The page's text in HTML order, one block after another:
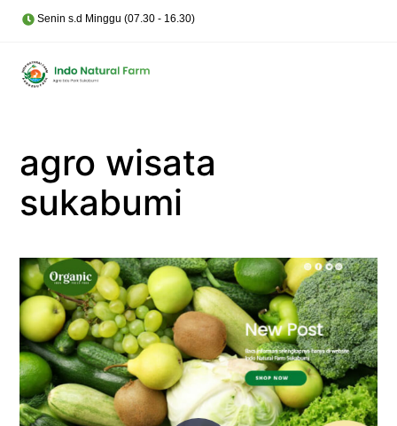
Senin s.d Minggu (07.30 - 16.30)
agro wisata
sukabumi